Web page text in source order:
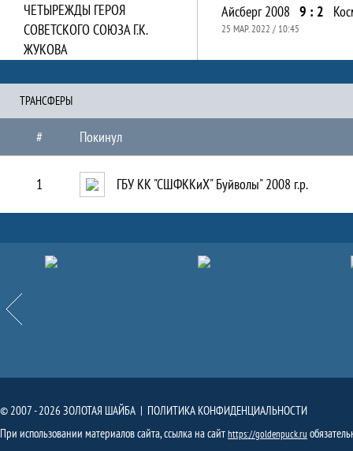
ЧЕТЫРЕЖДЫ ГЕРОЯ
СОВЕТСКОГО СОЮЗА Г.К.
ЖУКОВА
Айсберг 2008 9 : 2
25 МАР. 2022 / 10:45
ТРАНCФЕРЫ
# Покинул
1 ГБУ КК "СШФККиХ" Буйволы" 2008 г.р.
Назад
Партнёры
© 2007 - 2026 ЗОЛОТАЯ ШАЙБА | ПОЛИТИКА КОНФИДЕНЦИАЛЬНОСТИ
При использовании материалов сайта, ссылка на сайтhttps://goldenpuck.ru